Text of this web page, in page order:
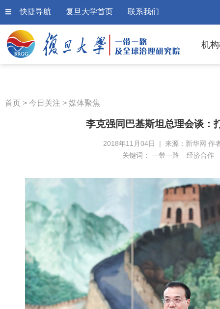
快捷导航 复旦大学首页 联系我们
机
首页 > 今日关注 > 媒体聚焦
李克强同巴基斯坦总理会谈：
2018年11月04日 | 来源：新华网 作
关键词： 一带一路 经济合作